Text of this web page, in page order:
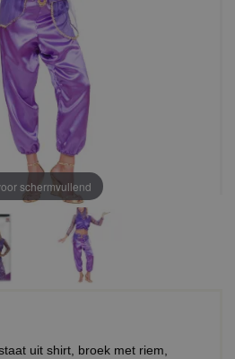
schermvullend
uit shirt, broek met riem,